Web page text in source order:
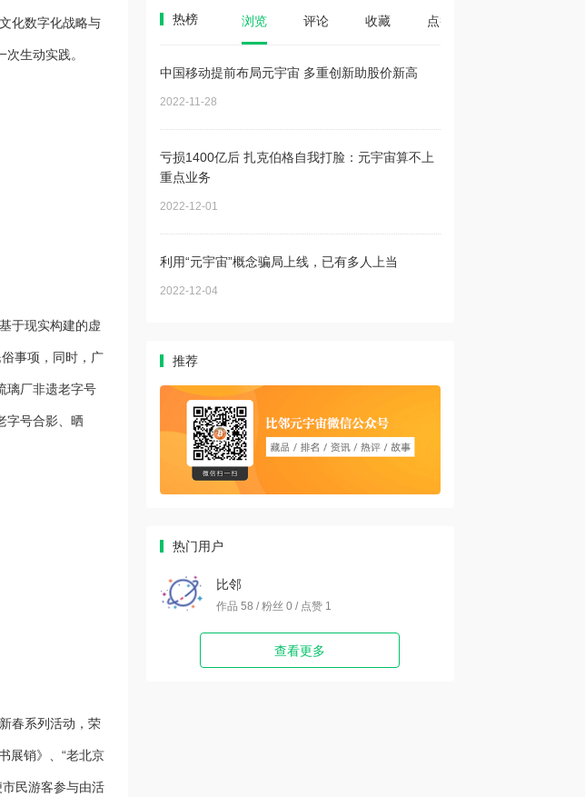
化数字化战略与
生动实践。
于现实构建的虚
俗事项，同时，广
璃厂非遗老字号
字号合影、晒
春系列活动，荣
展销》、“老北京
民游客参与由活
热榜 浏览 评论 收藏 点赞
中国移动提前布局元宇宙 多重创新助股价新高
2022-11-28
亏损1400亿后 扎克伯格自我打脸：元宇宙算不上
重点业务
2022-12-01
利用“元宇宙”概念骗局上线，已有多人上当
2022-12-04
推荐
热门用户
比邻
作品 58 / 粉丝 0 / 点赞 1
查看更多